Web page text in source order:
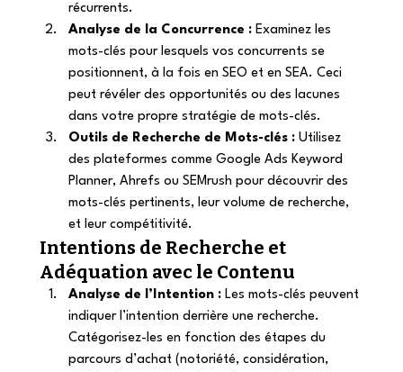
récurrents.
Analyse de la Concurrence : Examinez les
mots-clés pour lesquels vos concurrents se
positionnent, à la fois en SEO et en SEA. Ceci
peut révéler des opportunités ou des lacunes
dans votre propre stratégie de mots-clés.
Outils de Recherche de Mots-clés : Utilisez
des plateformes comme Google Ads Keyword
Planner, Ahrefs ou SEMrush pour découvrir des
mots-clés pertinents, leur volume de recherche,
et leur compétitivité.
Intentions de Recherche et
Adéquation avec le Contenu
Analyse de l’Intention : Les mots-clés peuvent
indiquer l’intention derrière une recherche.
Catégorisez-les en fonction des étapes du
parcours d’achat (notoriété, considération,